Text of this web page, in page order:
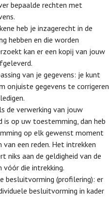
bepaalde rechten met
heb je inzagerecht in de
hebben en die worden
kan er een kopij van jouw
van je gegevens: je kunt
onjuiste gegevens te corrigeren
de verwerking van jouw
is op uw toestemming, dan heb
op elk gewenst moment
een reden. Het intrekken
niks aan de geldigheid van de
vóór die intrekking.
besluitvorming (profilering): er
besluitvorming in kader